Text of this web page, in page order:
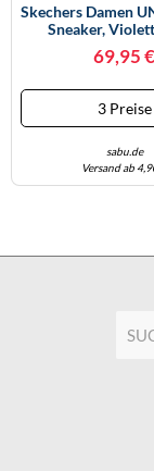
Skechers Damen
Sneaker,
69,95 €
3 Preise
sabu.de
Versand ab